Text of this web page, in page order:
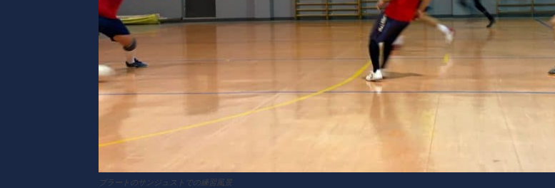
プラートのサンジュストでの練習風景